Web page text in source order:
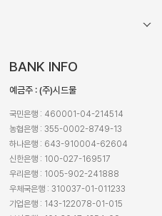
BANK INFO
예금주 : (주)시드물
국민은행 : 460001-04-214514
농협은행 : 355-0002-8749-13
하나은행 : 643-910004-62604
신한은행 : 100-027-169517
우리은행 : 1005-902-241888
우체국은행 : 310037-01-011233
기업은행 : 143-122078-01-015